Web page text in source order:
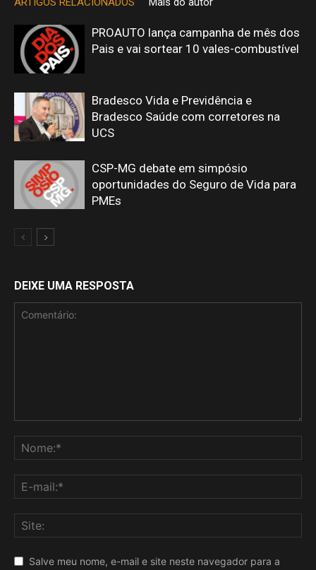
PROAUTO lança campanha de mês dos
Pais e vai sortear 10 vales-combustível
Bradesco Vida e Previdência e
Bradesco Saúde com corretores na
UCS
CSP-MG debate em simpósio
oportunidades do Seguro de Vida para
PMEs
DEIXE UMA RESPOSTA
Salve meu nome, e-mail e site neste navegador para a